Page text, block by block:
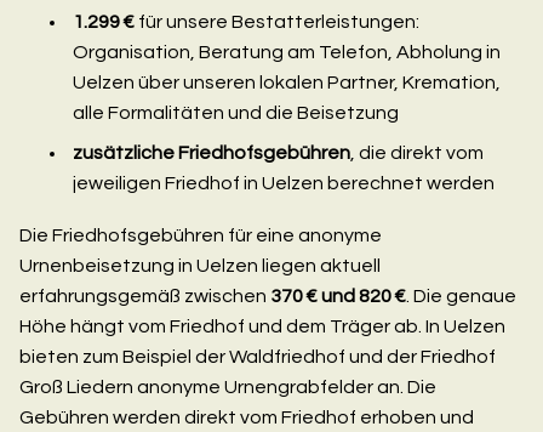
1.299 € für unsere Bestatterleistungen:
Organisation, Beratung am Telefon, Abholung in
Uelzen über unseren lokalen Partner, Kremation,
alle Formalitäten und die Beisetzung
zusätzliche Friedhofsgebühren , die direkt vom
jeweiligen Friedhof in Uelzen berechnet werden
Die Friedhofsgebühren für eine anonyme
Urnenbeisetzung in Uelzen liegen aktuell
erfahrungsgemäß zwischen 370 € und 820 € . Die genaue
Höhe hängt vom Friedhof und dem Träger ab. In Uelzen
bieten zum Beispiel der Waldfriedhof und der Friedhof
Groß Liedern anonyme Urnengrabfelder an. Die
Gebühren werden direkt vom Friedhof erhoben und